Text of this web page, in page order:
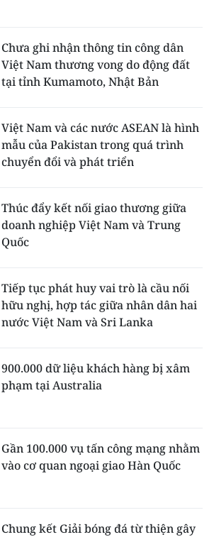
Chưa ghi nhận thông tin công dân
Việt Nam thương vong do động đất
tại tỉnh Kumamoto, Nhật Bản
Việt Nam và các nước ASEAN là hình
mẫu của Pakistan trong quá trình
chuyển đổi và phát triển
Thúc đẩy kết nối giao thương giữa
doanh nghiệp Việt Nam và Trung
Quốc
Tiếp tục phát huy vai trò là cầu nối
hữu nghị, hợp tác giữa nhân dân hai
nước Việt Nam và Sri Lanka
900.000 dữ liệu khách hàng bị xâm
phạm tại Australia
Gần 100.000 vụ tấn công mạng nhằm
vào cơ quan ngoại giao Hàn Quốc
Chung kết Giải bóng đá từ thiện gây